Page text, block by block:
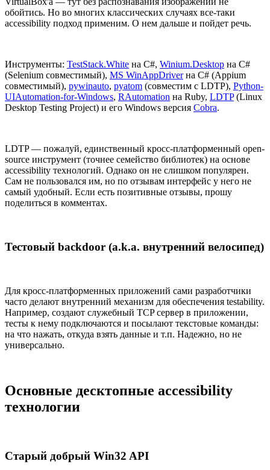
обойтись. Но во многих классических случаях все-таки
accessibility подход применим. О нем дальше и пойдет речь.
Инструменты: TestStack.White на C#, Winium.Desktop на C#
(Selenium совместимый), MS WinAppDriverна C# (Appium
совместимый), pywinauto, pyatom (совместим с LDTP), Python-
UIAutomation-for-Windows, RAutomation на Ruby, LDTP(Linux
Desktop Testing Project) и его Windows версия Cobra.
LDTP — пожалуй, единственный кросс-платформенный open-
source инструмент (точнее семейство библиотек) на основе
accessibility технологий. Однако он не слишком популярен.
Сам не пользовался им, но по отзывам интерфейс у него не
самый удобный. Если есть позитивные отзывы, прошу
поделиться в комментах.
Тестовый backdoor (a.k.a. внутренний велосипед)
Для кросс-платформенных приложений сами разработчики
часто делают внутренний механизм для обеспечения testability.
Например, создают служебный TCP сервер в приложении,
тесты к нему подключаются и посылают текстовые команды:
на что нажать, откуда взять данные и т.п. Надежно, но не
универсально.
Основные десктопные accessibility
технологии
Старый добрый Win32 API